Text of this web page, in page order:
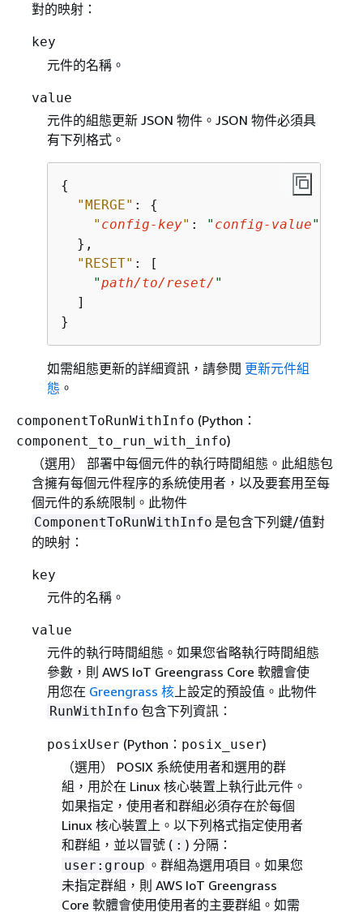
對的映射：
key
元件的名稱。
value
元件的組態更新 JSON 物件。JSON 物件必須具
有下列格式。
{
"MERGE" : {
" config-key" : " config-value"
  },
"RESET" : [
"path/to/reset/ "
  ]
}
如需組態更新的詳細資訊，請參閱 更新元件組
態 。
componentToRunWithInfo (Python：
component_to_run_with_info)
（選用） 部署中每個元件的執行時間組態。此組態包
含擁有每個元件程序的系統使用者，以及要套用至每
個元件的系統限制。此物件
ComponentToRunWithInfo 是包含下列鍵/值對
的映射：
key
元件的名稱。
value
元件的執行時間組態。如果您省略執行時間組態
參數，則 AWS IoT Greengrass Core 軟體會使
用您在 Greengrass 核上設定的預設值。此物件
RunWithInfo 包含下列資訊：
posixUser (Python： posix_user)
（選用） POSIX 系統使用者和選用的群
組，用於在 Linux 核心裝置上執行此元件。
如果指定，使用者和群組必須存在於每個
Linux 核心裝置上。以下列格式指定使用者
和群組，並以冒號 ( : ) 分隔：
user:group 。群組為選用項目。如果您
未指定群組，則 AWS IoT Greengrass
Core 軟體會使用使用者的主要群組。如需